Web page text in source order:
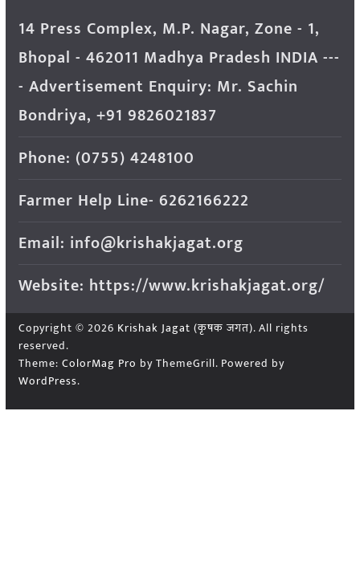
14 Press Complex, M.P. Nagar, Zone - 1,
Bhopal - 462011 Madhya Pradesh INDIA ---
- Advertisement Enquiry: Mr. Sachin
Bondriya, +91 9826021837
Phone: (0755) 4248100
Farmer Help Line- 6262166222
Email: info@krishakjagat.org
Website: https://www.krishakjagat.org/
Copyright © 2026 Krishak Jagat (कृषक जगत). All rights
reserved.
Theme: ColorMag Pro by ThemeGrill. Powered by
WordPress.